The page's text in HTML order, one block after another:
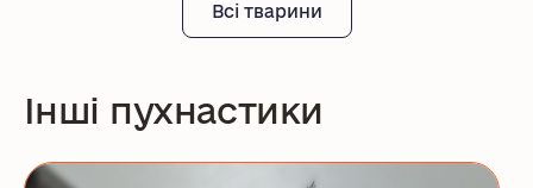
Всі тварини
Інші пухнастики